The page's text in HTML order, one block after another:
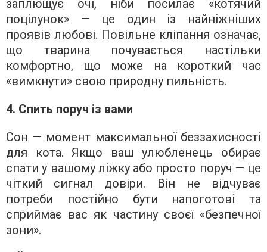
заплющує очі, ніби посилає «котячий
поцілунок» — це один із найніжніших
проявів любові. Повільне кліпання означає,
що тварина почувається настільки
комфортно, що може на короткий час
«вимкнути» свою природну пильність.
4. Спить поруч із вами
Сон — момент максимальної беззахисності
для кота. Якщо ваш улюбленець обирає
спати у вашому ліжку або просто поруч — це
чіткий сигнал довіри. Він не відчуває
потреби постійно бути напоготові та
сприймає вас як частину своєї «безпечної
зони».